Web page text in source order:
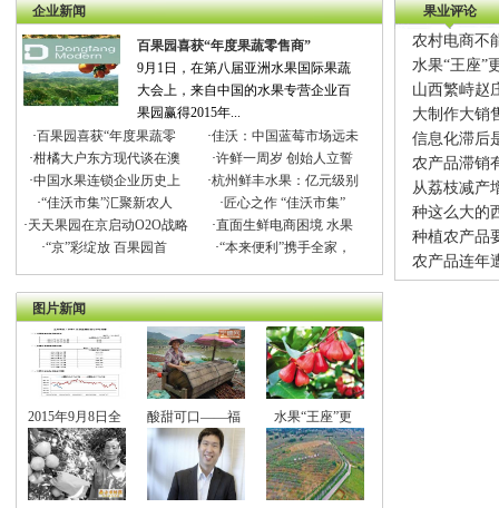
企业新闻
百果园喜获“年度果蔬零售商”
9月1日，在第八届亚洲水果国际果蔬
大会上，来自中国的水果专营企业百
果园赢得2015年...
·百果园喜获“年度果蔬零 ·佳沃：中国蓝莓市场远未
·柑橘大户东方现代谈在澳 ·许鲜一周岁 创始人立誓
·中国水果连锁企业历史上 ·杭州鲜丰水果：亿元级别
·“佳沃市集”汇聚新农人 · 匠心之作 “佳沃市集”
·天天果园在京启动O2O战略 ·直面生鲜电商困境 水果
·“京”彩绽放 百果园首 ·“本来便利”携手全家，
果业评论
农村电商不
水果“王座”
山西繁峙赵
大制作大销
信息化滞后
农产品滞销
从荔枝减产
种这么大的
种植农产品
农产品连年
图片新闻
2015年9月8日全 酸甜可口——福 水果“王座”更